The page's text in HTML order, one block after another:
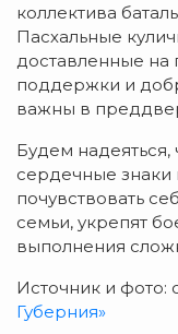
коллектива
Пасхальные
доставленные на
поддержки и
важны в
Будем надеяться,
сердечные знаки
почувствовать
семьи, укрепят
выполнения
Источник и фото:
Губерния»